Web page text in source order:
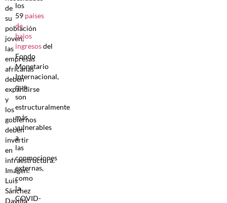
los
59 países
de
bajos
ingresosdel
Fondo
Monetario
Internacional,
que
son
estructuralmente
más
vulnerables
a
las
conmociones
externas,
como
la
COVID-